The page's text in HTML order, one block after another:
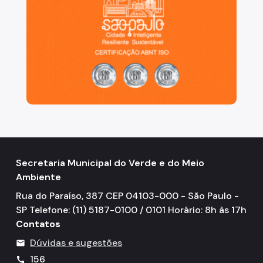
Secretaria Municipal do Verde e do Meio
Ambiente
Rua do Paraíso, 387 CEP 04103-000 - São Paulo -
SP Telefone: (11) 5187-0100 / 0101 Horário: 8h às 17h
Contatos
mail Dúvidas e sugestões
call 156